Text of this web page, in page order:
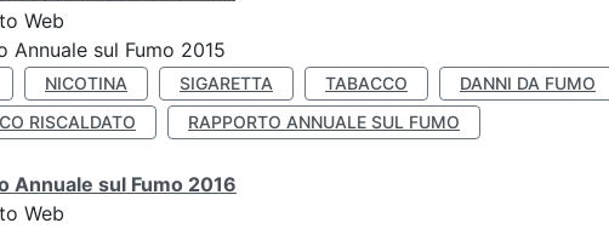
Web
Annuale sul Fumo 2015
NICOTINA SIGARETTA TABACCO DANNI DA FUMO
RISCALDATO
RAPPORTO ANNUALE SUL FUMO
Annuale sul Fumo 2016
Web